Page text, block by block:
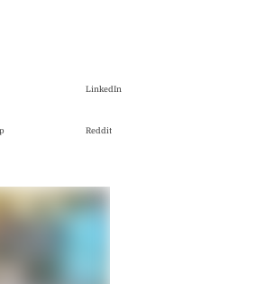
LinkedIn
Reddit